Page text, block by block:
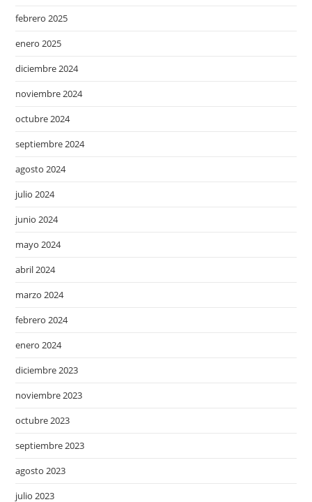
febrero 2025
enero 2025
diciembre 2024
noviembre 2024
octubre 2024
septiembre 2024
agosto 2024
julio 2024
junio 2024
mayo 2024
abril 2024
marzo 2024
febrero 2024
enero 2024
diciembre 2023
noviembre 2023
octubre 2023
septiembre 2023
agosto 2023
julio 2023